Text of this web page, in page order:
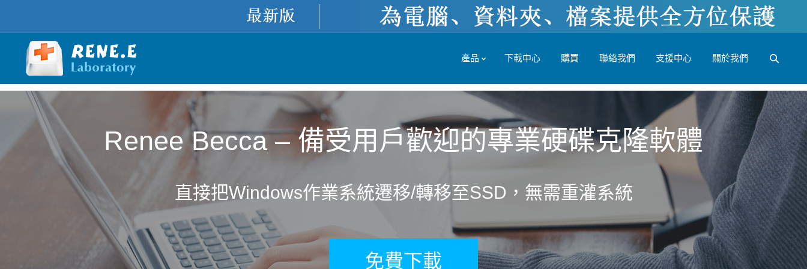
產品 下載中心 購買 聯絡我們 支援中心 關於我們
Renee Becca – 備受用戶歡迎的專業硬碟克隆軟體
直接把Windows作業系統遷移/轉移至SSD，無需重灌系統
免費下載